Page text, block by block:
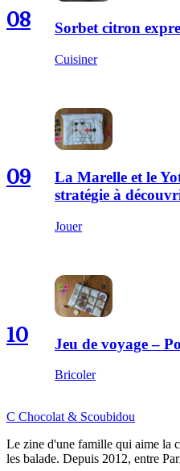
08 Sorbet citron
Cuisiner
09
La Marelle et le
stratégie à
Jouer
10 Jeu de voyage –
Bricoler
C Chocolat & Scoubidou
Le zine d'une famille qui aime la
les balade. Depuis 2012, entre